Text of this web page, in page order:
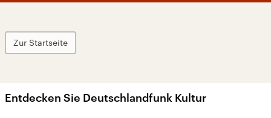
Zur Startseite
Entdecken Sie Deutschlandfunk Kultur